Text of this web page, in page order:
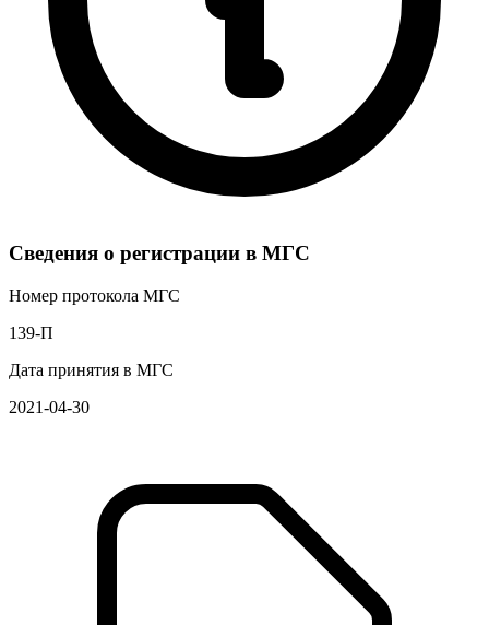
Сведения о регистрации в МГС
Номер протокола МГС
139-П
Дата принятия в МГС
2021-04-30